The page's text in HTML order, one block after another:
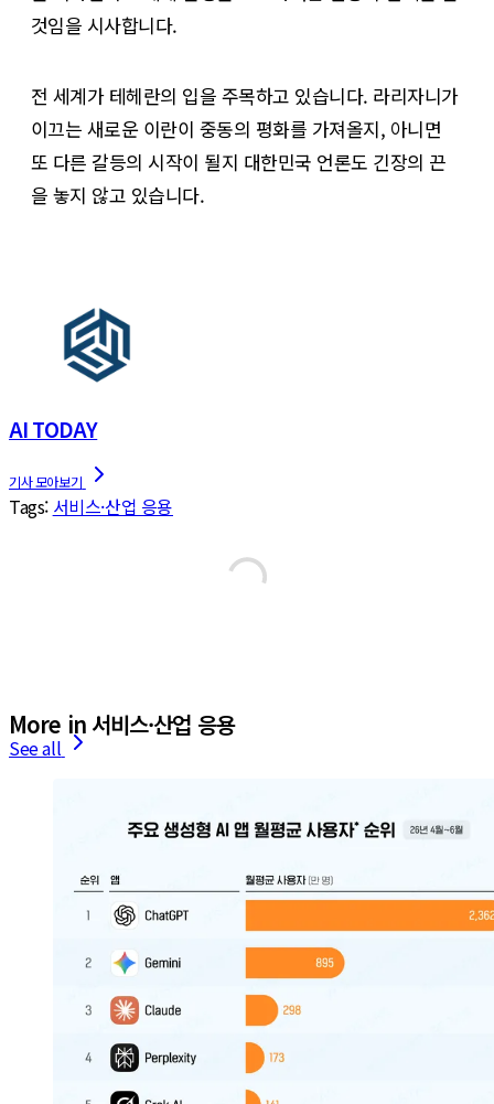
것임을 시사합니다.
전 세계가 테헤란의 입을 주목하고 있습니다. 라리자니가
이끄는 새로운 이란이 중동의 평화를 가져올지, 아니면
또 다른 갈등의 시작이 될지 대한민국 언론도 긴장의 끈
을 놓지 않고 있습니다.
AI TODAY
Tags: 서비스·산업 응용
More in 서비스·산업 응용
See all